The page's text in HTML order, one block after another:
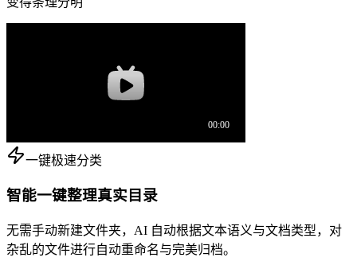
一键极速分类
智能一键整理真实目录
无需手动新建文件夹，AI 自动根据文本语义与文档类型，对
杂乱的文件进行自动重命名与完美归档。